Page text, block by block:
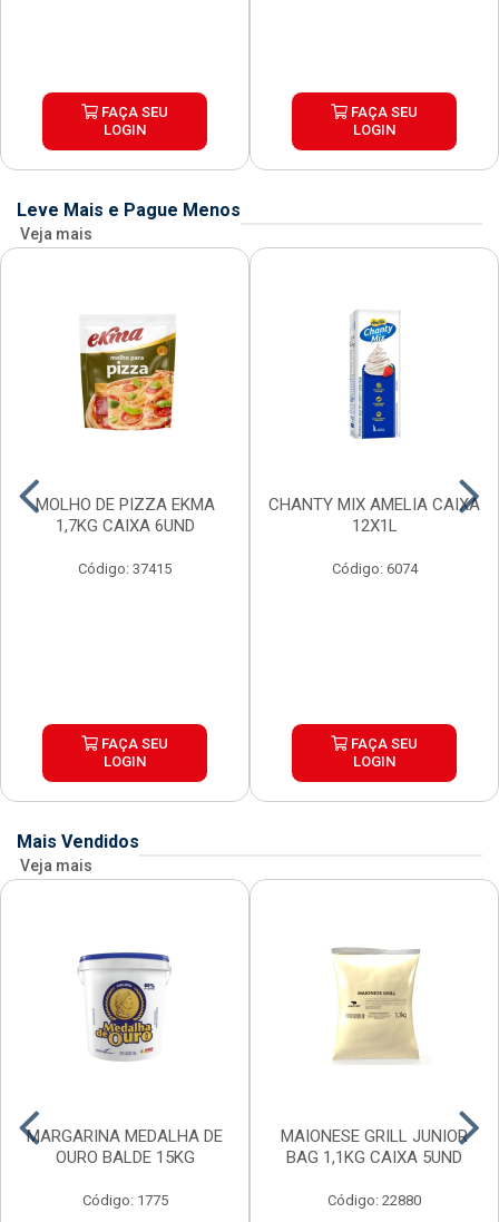
FAÇA SEU
LOGIN
FAÇA SEU
LOGIN
Leve Mais e Pague Menos
Veja mais
MOLHO DE PIZZA EKMA
1,7KG CAIXA 6UND
Código: 37415
FAÇA SEU
LOGIN
CHANTY MIX AMELIA CAIXA
12X1L
Código: 6074
FAÇA SEU
LOGIN
Mais Vendidos
Veja mais
MARGARINA MEDALHA DE
OURO BALDE 15KG
Código: 1775
MAIONESE GRILL JUNIOR
BAG 1,1KG CAIXA 5UND
Código: 22880